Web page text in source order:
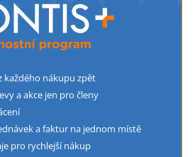
každého nákupu zpět
a akce jen pro členy
a faktur na jednom místě
pro rychlejší nákup